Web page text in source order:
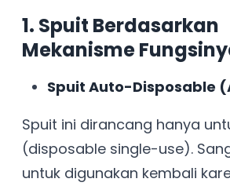
1. Spuit Berdasarkan
Mekanisme
Spuit Auto-Disposable
Spuit ini dirancang hanya
(disposable single-use).
untuk digunakan kembali